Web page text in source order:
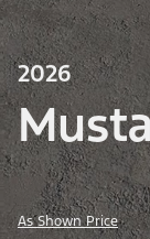
2026
As Shown Price